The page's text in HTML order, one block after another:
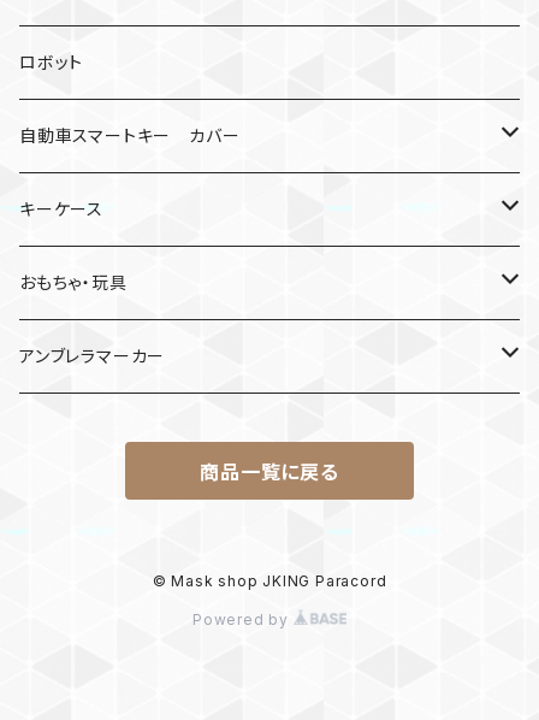
サソリ
クモ
ロボット
自動車スマートキー カバー
日産
キーケース
MDF材
おもちゃ・玩具
けん玉
アンブレラマーカー
商品一覧に戻る
© Mask shop JKING Paracord
Powered by